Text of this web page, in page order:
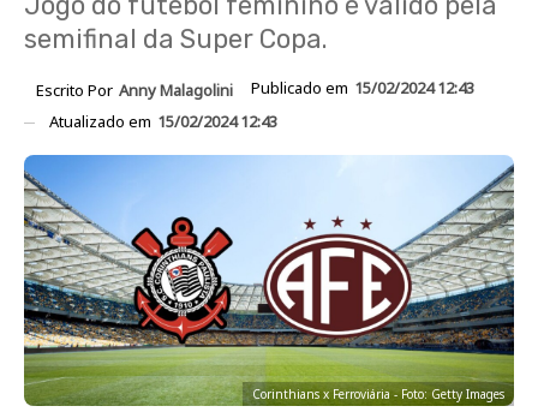
semifinal da Super Copa.
Escrito Por Anny Malagolini Publicado em 15/02/2024 12:43
Atualizado em 15/02/2024 12:43
Corinthians x Ferroviária - Foto: Getty Images